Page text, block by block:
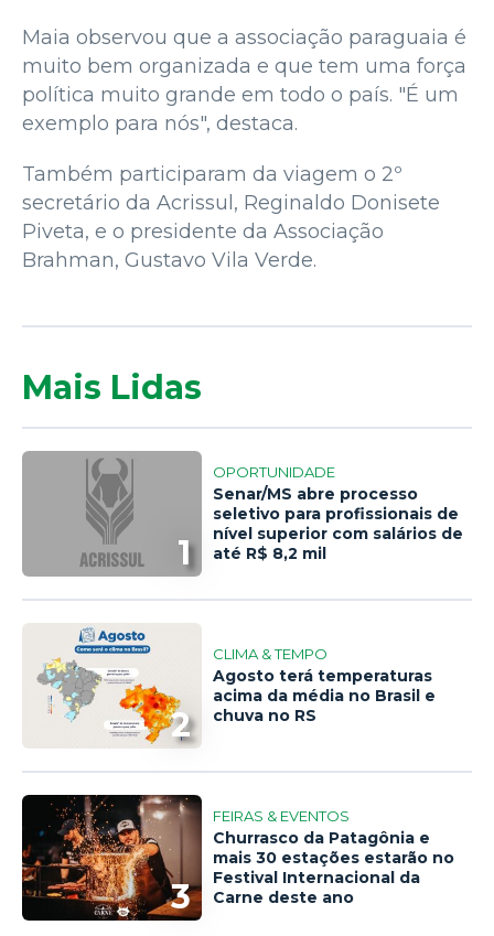
Maia observou que a associação paraguaia é
muito bem organizada e que tem uma força
política muito grande em todo o país. "É um
exemplo para nós", destaca.
Também participaram da viagem o 2º
secretário da Acrissul, Reginaldo Donisete
Piveta, e o presidente da Associação
Brahman, Gustavo Vila Verde.
Mais Lidas
1
OPORTUNIDADE
Senar/MS abre processo
seletivo para profissionais de
nível superior com salários de
até R$ 8,2 mil
2
CLIMA & TEMPO
Agosto terá temperaturas
acima da média no Brasil e
chuva no RS
3
FEIRAS & EVENTOS
Churrasco da Patagônia e
mais 30 estações estarão no
Festival Internacional da
Carne deste ano